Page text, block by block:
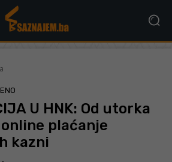
U HNK: Od utorka
plaćanje
kazni